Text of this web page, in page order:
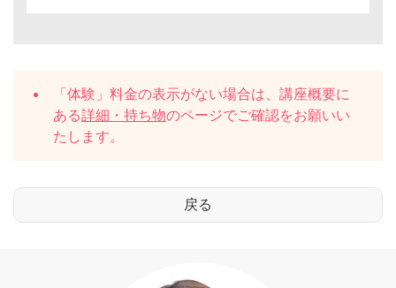
「体験」料金の表示がない場合は、講座概要に
ある詳細・持ち物のページでご確認をお願いい
たします。